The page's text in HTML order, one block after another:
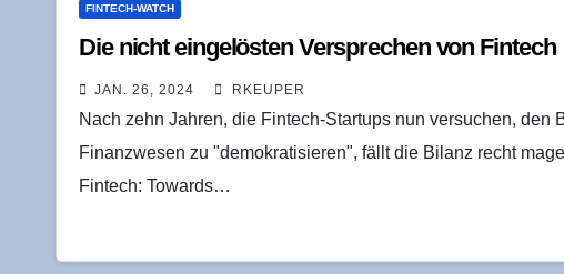
FINTECH-WATCH
Die nicht ein­ge­lös­ten Ver­spre­chen von Fintech
JAN. 26, 2024 RKEUPER
Nach zehn Jahren, die Fintech-Startups nun versuchen, den
Finanzwesen zu "demokratisieren", fällt die Bilanz recht
Fintech: Towards…